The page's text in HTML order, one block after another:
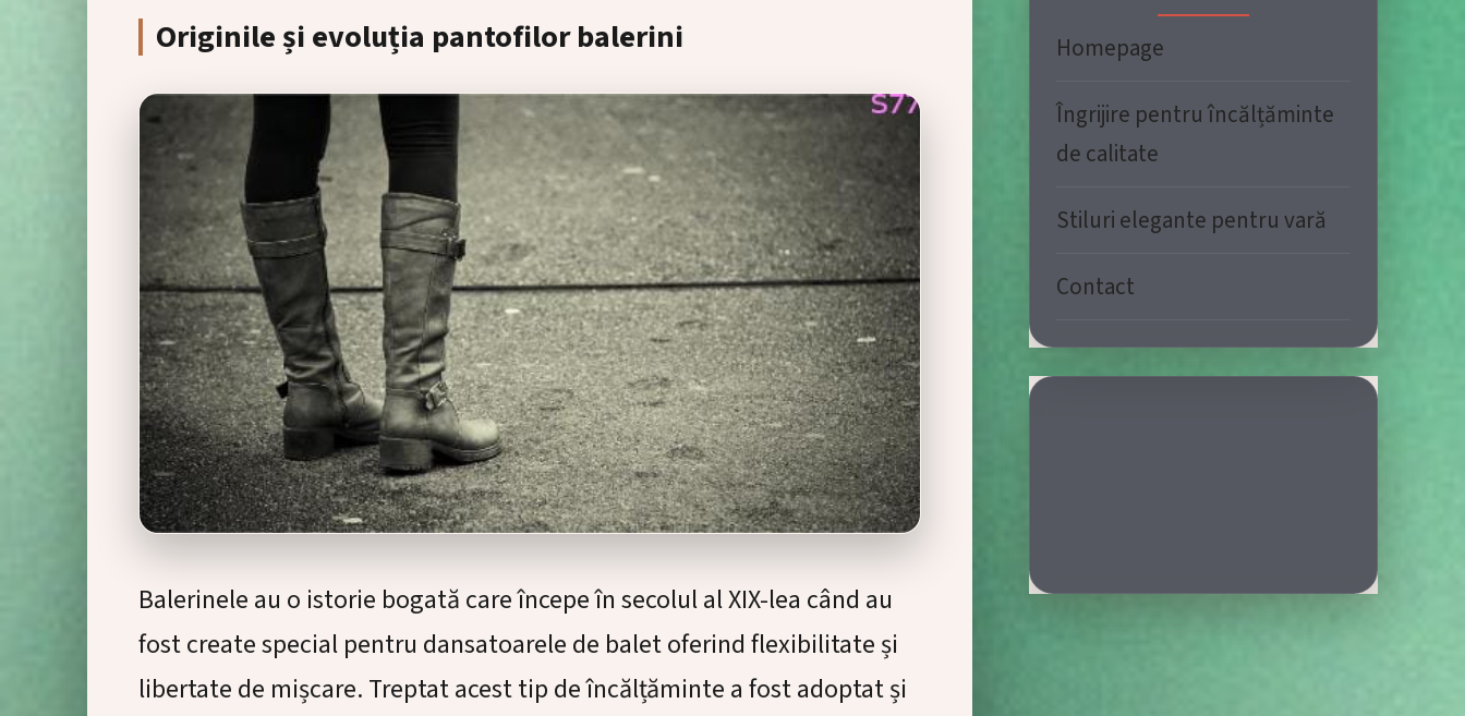
Originile și evoluția pantofilor balerini
Balerinele au o istorie bogată care începe în secolul al XIX-lea când au
fost create special pentru dansatoarele de balet oferind flexibilitate și
libertate de mișcare. Treptat acest tip de încălțăminte a fost adoptat și
Homepage
Îngrijire pentru încălțăminte
de calitate
Stiluri elegante pentru vară
Contact